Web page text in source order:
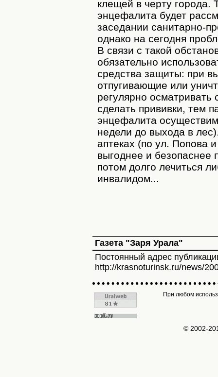
клещей в черту города.
энцефалита будет
заседании санитарно-
однако на сегодня
В связи с такой
обязательно
средства защиты: при
отпугивающие или
регулярно
сделать прививки, тем
энцефалита
недели до выхода в
аптеках (по ул. Попова
выгоднее и безопаснее
потом долго лечиться
инвалидом...
Газета "Заря Урала"
Постоянный адрес
http://krasnoturinsk.ru/news/
При любом
© 2002-